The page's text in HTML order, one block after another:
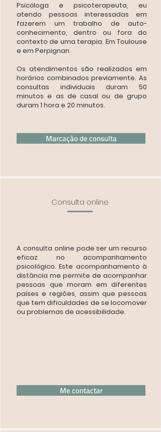
Psicóloga e psicoterapeuta, eu
atendo pessoas interessadas em
fazerem um trabalho de auto-
conhecimento, dentro ou fora do
contexto de uma terapia. Em Toulouse
e em Perpignan.
Os atendimentos são realizados em
horários combinados previamente. As
consultas individuais duram 50
minutos e as de casal ou de grupo
duram 1 hora e 20 minutos.
Marcação de consulta
Consulta online
A consulta online pode ser um recurso
eficaz no acompanhamento
psicológico. Este acompanhamento à
distância me permite de acompanhar
pessoas que moram em diferentes
países e regiões, assim que pessoas
que tem dificuldades de se locomover
ou problemas de acessibilidade.
Me contactar